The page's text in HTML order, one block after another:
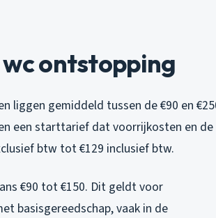
ontstopping
liggen gemiddeld tussen de €90 en
een starttarief dat voorrijkosten en de
btw tot €129 inclusief btw.
€90 tot €150. Dit geldt voor
basisgereedschap, vaak in de